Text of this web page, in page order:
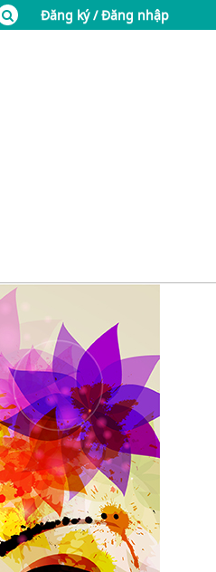
Đăng ký / Đăng nhập